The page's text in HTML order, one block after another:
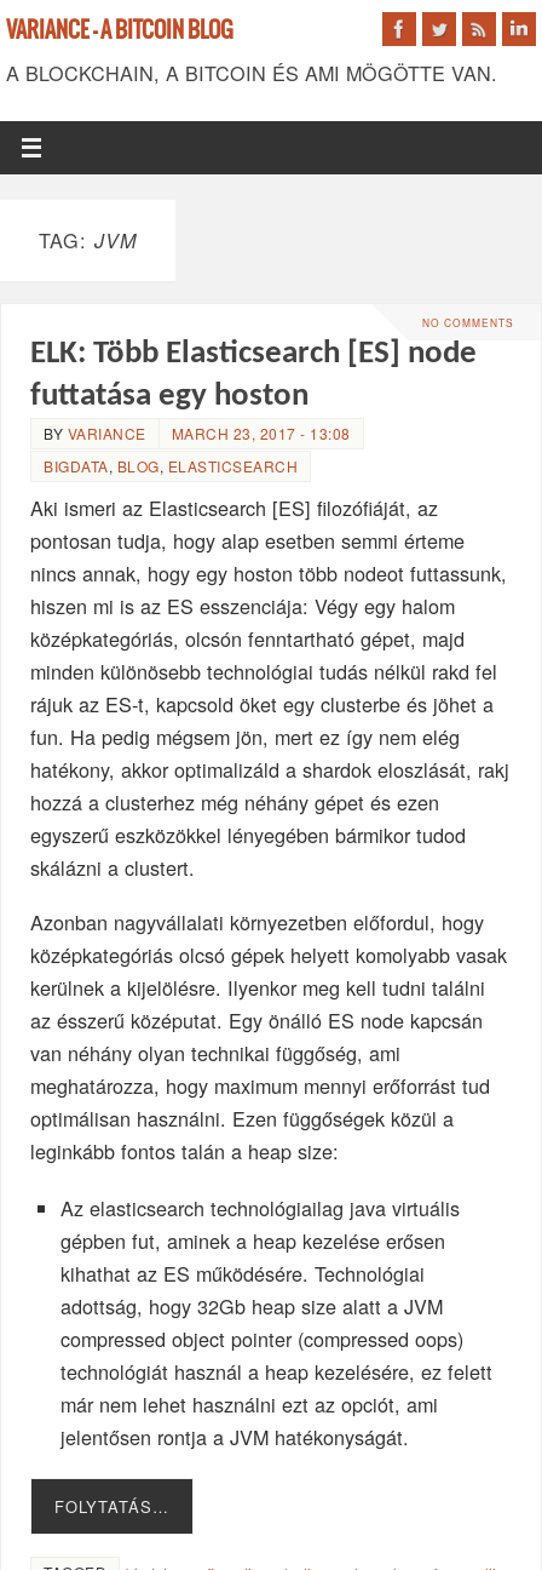
VARIANCE - A BITCOIN BLOG
A BLOCKCHAIN, A BITCOIN ÉS AMI MÖGÖTTE VAN.
TAG: JVM
NO COMMENTS
ELK: Több Elasticsearch [ES] node
futtatása egy hoston
BY VARIANCE
MARCH 23, 2017 - 13:08
BIGDATA, BLOG, ELASTICSEARCH
Aki ismeri az Elasticsearch [ES] filozófiáját, az
pontosan tudja, hogy alap esetben semmi érteme
nincs annak, hogy egy hoston több nodeot futtassunk,
hiszen mi is az ES esszenciája: Végy egy halom
középkategóriás, olcsón fenntartható gépet, majd
minden különösebb technológiai tudás nélkül rakd fel
rájuk az ES-t, kapcsold öket egy clusterbe és jöhet a
fun. Ha pedig mégsem jön, mert ez így nem elég
hatékony, akkor optimalizáld a shardok eloszlását, rakj
hozzá a clusterhez még néhány gépet és ezen
egyszerű eszközökkel lényegében bármikor tudod
skálázni a clustert.
Azonban nagyvállalati környezetben előfordul, hogy
középkategóriás olcsó gépek helyett komolyabb vasak
kerülnek a kijelölésre. Ilyenkor meg kell tudni találni
az ésszerű középutat. Egy önálló ES node kapcsán
van néhány olyan technikai függőség, ami
meghatározza, hogy maximum mennyi erőforrást tud
optimálisan használni. Ezen függőségek közül a
leginkább fontos talán a heap size:
Az elasticsearch technológiailag java virtuális
gépben fut, aminek a heap kezelése erősen
kihathat az ES működésére. Technológiai
adottság, hogy 32Gb heap size alatt a JVM
compressed object pointer (compressed oops)
technológiát használ a heap kezelésére, ez felett
már nem lehet használni ezt az opciót, ami
jelentősen rontja a JVM hatékonyságát.
FOLYTATÁS…